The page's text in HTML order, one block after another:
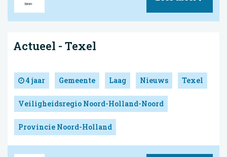
Actueel - Texel
4 jaar Gemeente Laag Nieuws Texel
Veiligheidsregio Noord-Holland-Noord
Provincie Noord-Holland